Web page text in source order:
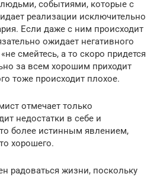
событиями, которые с
реализации исключительно
Если даже с ним происходит
ожидает негативного
смейтесь, а то скоро придется
за всем хорошим приходит
тоже происходит плохое.
отмечает только
недостатки в себе и
более истинным явлением,
хорошего.
радоваться жизни, поскольку